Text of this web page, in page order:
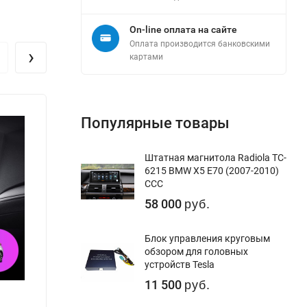
›
On-line оплата на сайте
Оплата производится банковскими
картами
Популярные товары
Штатная магнитола Radiola TC-
6215 BMW X5 E70 (2007-2010)
CCC
58 000 руб.
Блок управления круговым
обзором для головных
устройств Tesla
11 500 руб.